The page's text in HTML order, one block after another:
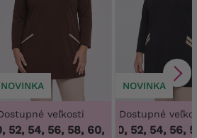
,48, 50, 52, 54, 56, 58, 60, 62, 64
NOVINKA
veľkosti
52, 54, 56, 58, 60, 62, 64,48, 50,
NOVINKA
Dostupné
48, 50, 52, 54, 56,